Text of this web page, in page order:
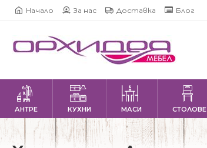
Начало За нас Доставка Блог
АНТРЕ КУХНИ МАСИ СТОЛОВЕ